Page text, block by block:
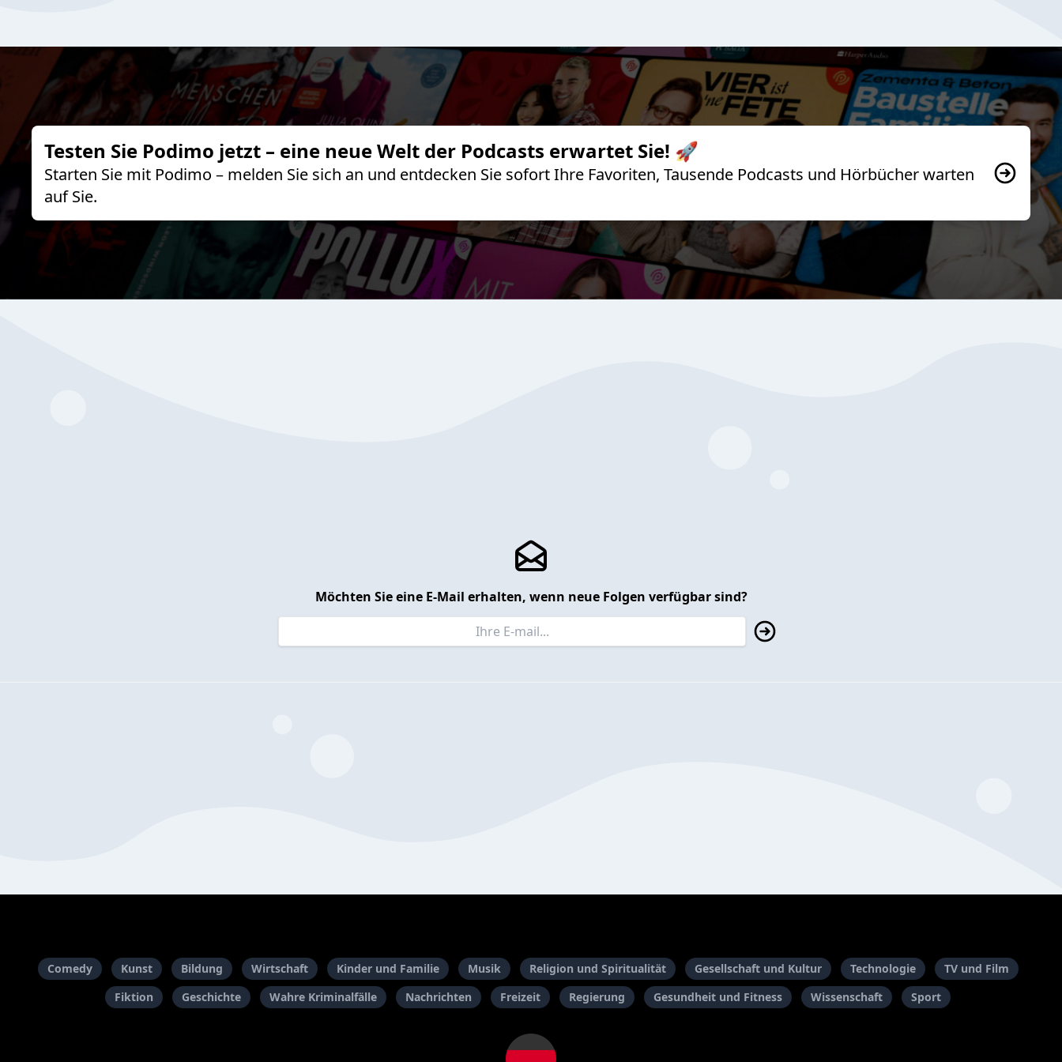
Testen Sie Podimo jetzt – eine neue Welt der Podcasts erwartet Sie! 🚀
Starten Sie mit Podimo – melden Sie sich an und entdecken Sie sofort Ihre Favoriten, Tausende Podcasts und Hörbücher warten
auf Sie.
Möchten Sie eine E-Mail erhalten, wenn neue Folgen verfügbar sind?
Comedy Kunst Bildung Wirtschaft Kinder und Familie Musik Religion und Spiritualität Gesellschaft und Kultur Technologie
TV und Film
Fiktion
Geschichte Wahre Kriminalfälle Nachrichten Freizeit Regierung Gesundheit und Fitness Wissenschaft Sport